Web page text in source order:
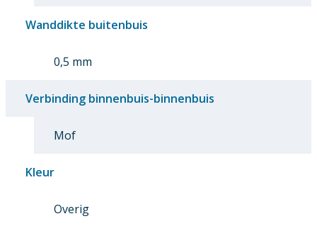
Wanddikte buitenbuis
0,5 mm
Verbinding binnenbuis-binnenbuis
Mof
Kleur
Overig